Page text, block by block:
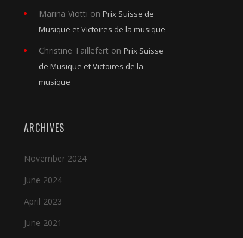
Marina Viotti on Prix Suisse de
Musique et Victoires de la musique
Christine Taillefert on Prix Suisse
de Musique et Victoires de la
musique
ARCHIVES
November 2024
June 2024
April 2023
June 2021